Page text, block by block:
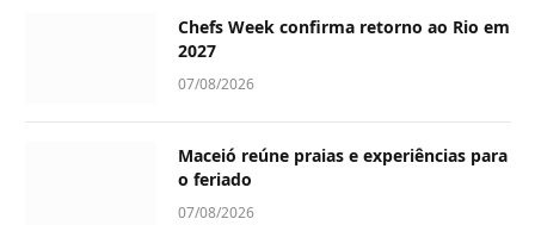
Chefs Week confirma retorno ao Rio em
2027
07/08/2026
Maceió reúne praias e experiências para
o feriado
07/08/2026